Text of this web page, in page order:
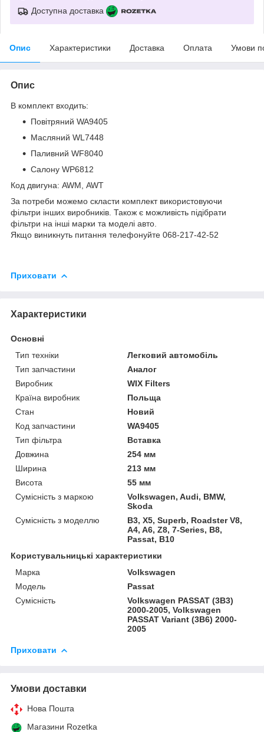
Доступна доставка
Опис Характеристики Доставка Оплата Умови
Опис
В комплект входить:
Повітряний WA9405
Масляний WL7448
Паливний WF8040
Салону WP6812
Код двигуна: AWM, AWT
За потреби можемо скласти комплект використовуючи
фільтри інших виробників. Також є можливість підібрати
фільтри на інші марки та моделі авто.
Якщо виникнуть питання телефонуйте 068-217-42-52
Приховати
Характеристики
Основні
Тип техніки
Легковий автомобіль
Тип запчастини
Аналог
Виробник
WIX Filters
Країна виробник
Польща
Стан
Новий
Код запчастини
WA9405
Тип фільтра
Вставка
Довжина
254 мм
Ширина
213 мм
Висота
55 мм
Сумісність з маркою
Volkswagen, Audi, BMW,
Skoda
Сумісність з моделлю
B3, X5, Superb, Roadster V8,
A4, A6, Z8, 7-Series, B8,
Passat, B10
Користувальницькі характеристики
Марка
Volkswagen
Модель
Passat
Сумісність
Volkswagen PASSAT (3B3)
2000-2005, Volkswagen
PASSAT Variant (3B6) 2000-
2005
Приховати
Умови доставки
Нова Пошта
Магазини Rozetka